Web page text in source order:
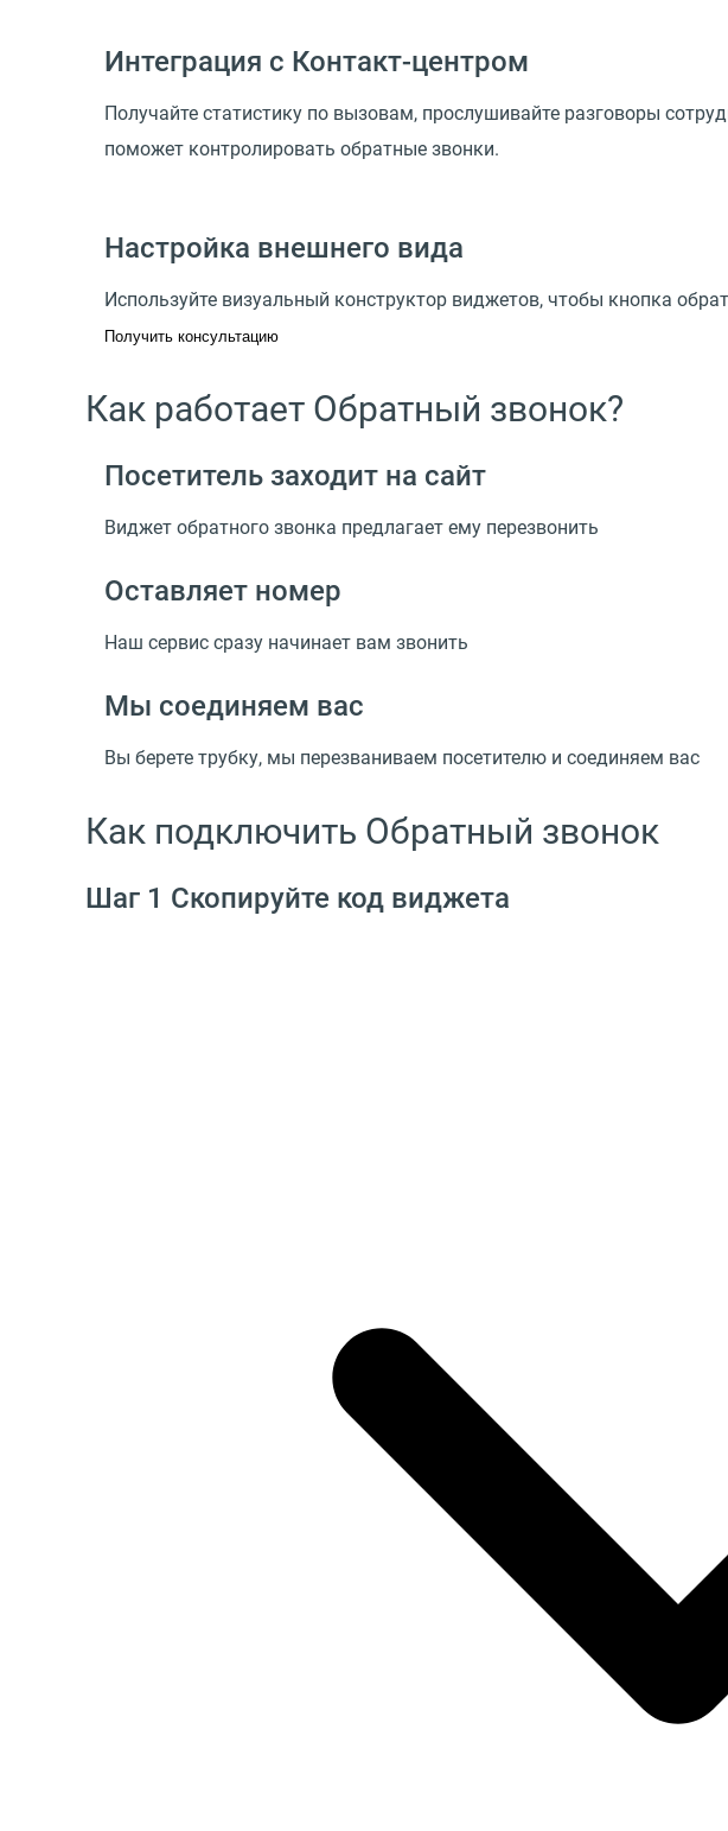
Интеграция с Контакт-центром
Получайте статистику по вызовам, прослушивайте разговоры
поможет контролировать обратные звонки.
Настройка внешнего вида
Используйте визуальный конструктор виджетов, чтобы кнопка
Получить консультацию
Как работает Обратный звонок?
Посетитель заходит на сайт
Виджет обратного звонка предлагает ему перезвонить
Оставляет номер
Наш сервис сразу начинает вам звонить
Мы соединяем вас
Вы берете трубку, мы перезваниваем посетителю и соединяем вас
Как подключить Обратный звонок
Шаг 1 Скопируйте код виджета